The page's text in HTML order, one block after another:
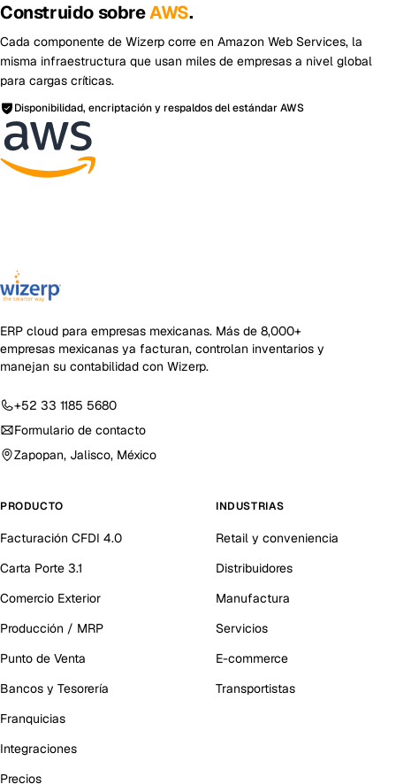
Construido sobreAWS.
Cada componente de Wizerp corre en Amazon Web Services, la
misma infraestructura que usan miles de empresas a nivel global
para cargas críticas.
Disponibilidad, encriptación y respaldos del estándar AWS
ERP cloud para empresas mexicanas. Más de 8,000+
empresas mexicanas ya facturan, controlan inventarios y
manejan su contabilidad con Wizerp.
+52 33 1185 5680
Formulario de contacto
Zapopan, Jalisco, México
PRODUCTO
Facturación CFDI 4.0
Carta Porte 3.1
Comercio Exterior
Producción / MRP
Punto de Venta
Bancos y Tesorería
Franquicias
Integraciones
Precios
INDUSTRIAS
Retail y conveniencia
Distribuidores
Manufactura
Servicios
E-commerce
Transportistas